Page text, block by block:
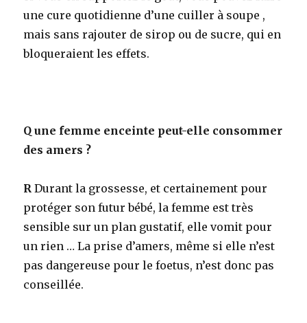
une cure quotidienne d’une cuiller à soupe ,
mais sans rajouter de sirop ou de sucre, qui en
bloqueraient les effets.
Qune femme enceinte peut-elle consommer
des amers ?
R Durant la grossesse, et certainement pour
protéger son futur bébé, la femme est très
sensible sur un plan gustatif, elle vomit pour
un rien … La prise d’amers, même si elle n’est
pas dangereuse pour le foetus, n’est donc pas
conseillée.